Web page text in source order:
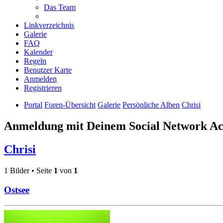
Das Team
Linkverzeichnis
Galerie
FAQ
Kalender
Regeln
Benutzer Karte
Anmelden
Registrieren
Portal Foren-Übersicht Galerie Persönliche Alben Chrisi
Anmeldung mit Deinem Social Network
Chrisi
1 Bilder • Seite 1 von 1
Ostsee